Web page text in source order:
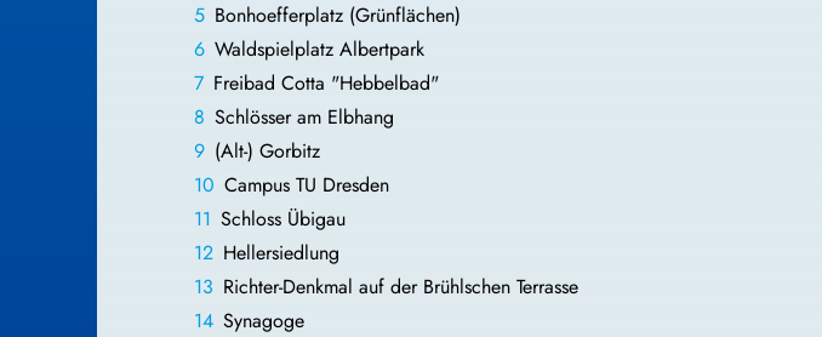
Bonhoefferplatz (Grünflächen)
Waldspielplatz Albertpark
Freibad Cotta "Hebbelbad"
Schlösser am Elbhang
(Alt-) Gorbitz
Campus TU Dresden
Schloss Übigau
Hellersiedlung
Richter-Denkmal auf der Brühlschen Terrasse
Synagoge